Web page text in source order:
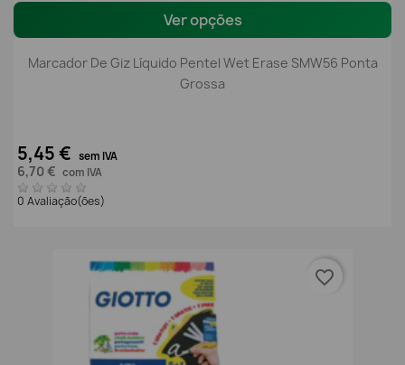
Ver opções
Marcador De Giz Líquido Pentel Wet Erase SMW56 Ponta
Grossa
5,45 € sem IVA
6,70 € com IVA
0 Avaliação(ões)
favorite_border